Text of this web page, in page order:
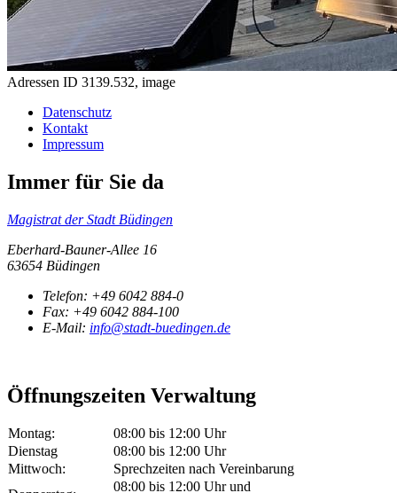
Adressen ID 3139.532, image
Datenschutz
Kontakt
Impressum
Immer für Sie da
Magistrat der Stadt Büdingen
Eberhard-Bauner-Allee 16
63654 Büdingen
Telefon: +49 6042 884-0
Fax: +49 6042 884-100
E-Mail: info@stadt-buedingen.de
Öffnungszeiten Verwaltung
Montag:
08:00 bis 12:00 Uhr
Dienstag
08:00 bis 12:00 Uhr
Mittwoch:
Sprechzeiten nach Vereinbarung
08:00 bis 12:00 Uhr und